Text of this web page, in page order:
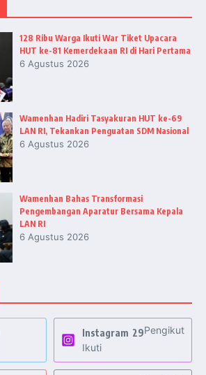
128 Ribu Warga Ikuti War Tiket Upacara
HUT ke-81 Kemerdekaan RI di Hari Pertama
6 Agustus 2026
Wamenhan Hadiri Tasyakuran HUT ke-69
LAN RI, Tekankan Penguatan SDM Nasional
6 Agustus 2026
Wamenhan Bahas Transformasi
Pengembangan Aparatur Bersama Kepala
LAN RI
6 Agustus 2026
Instagram 29Pengikut
Ikuti